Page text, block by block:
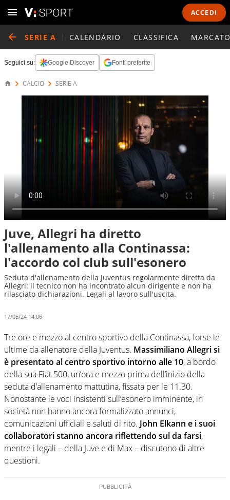
ACCEDI
SERIE A CALENDARIO CLASSIFICA
Seguici su: Google Discover Fonti preferite
CALCIO SERIE A
Juve, Allegri ha diretto
l'allenamento alla Continassa:
l'accordo col club sull'esonero
Seduta d'allenamento della Juventus regolarmente diretta da
Allegri: il tecnico non ha incontrato alcun dirigente e non ha
rilasciato dichiarazioni. Legali al lavoro sull'uscita.
17/05/24 14:06
Tre ore e mezzo al centro sportivo della Continassa, forse le
ultime da allenatore della Juventus. Massimiliano Allegri si
è presentato al centro sportivo intorno alle 10, a bordo
della sua Fiat 500, un’ora e mezzo prima dell’inizio della
seduta d’allenamento mattutina, fissata per le 11.30.
Nonostante le voci insistenti sull’esonero imminente, in
società non hanno ancora formalizzato annunci,
comunicazioni ufficiali e saluti di rito. John Elkann e i suoi
collaboratori stanno ancora riflettendo sul da farsi,
mentre i legali – della Juve e di Max – discutono di altre
questioni.